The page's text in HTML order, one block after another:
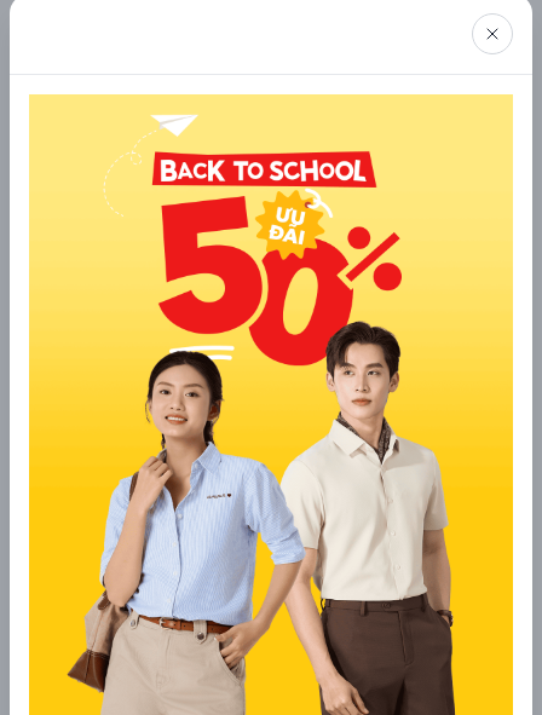
Đây là món quà lý tưởng cho những ai yêu thích sự tự do và
năng động. Cho dù là đang tập gym, chạy bộ hay ngồi làm việc
tại quán cà phê, chiếc tai nghe sẽ là người bạn đồng hành giúp
cuộc sống của họ trở nên thú vị và hiện đại hơn.
6. Ví da hoặc túi xách
Ví da và túi xách là những vật dụng "vật bất ly thân" của bất kỳ
ai khi ra ngoài. Một chiếc ví da thật với đường may tinh xảo
hay một chiếc túi xách có thiết kế thông minh sẽ giúp người
nhận sắp xếp các vật dụng cá nhân, giấy tờ và tiền bạc một
cách gọn gàng, ngăn nắp.
Ngoài tính tiện dụng, đây còn là những món đồ thời trang thể
hiện phong thái cá nhân. Một chiếc ví tốt có thể sử dụng hàng
năm trời, càng dùng chất da càng đẹp, tượng trưng cho một
mối quan hệ bền vững và gắn bó theo thời gian.
Tặng ví thường đi kèm với lời chúc về sự tài lộc và may mắn
trong sự nghiệp. Đây là cách tuyệt vời để gửi gắm mong muốn
người nhận luôn có một cuộc sống sung túc, quản lý tài chính
tốt và luôn gặp thuận lợi trên con đường phát triển bản thân.